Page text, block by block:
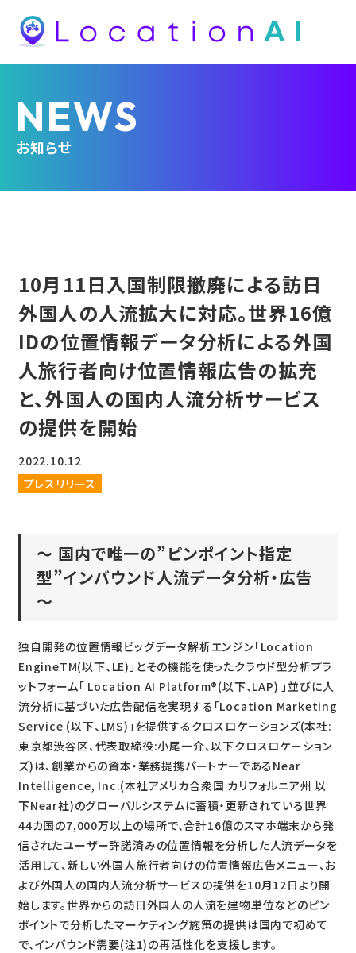
NEWS
お知らせ
10月11日入国制限撤廃による訪日
外国人の人流拡大に対応。世界16億
IDの位置情報データ分析による外国
人旅行者向け位置情報広告の拡充
と、外国人の国内人流分析サービス
の提供を開始
2022.10.12
プレスリリース
～ 国内で唯一の”ピンポイント指定
型”インバウンド人流データ分析・広告
～
独自開発の位置情報ビッグデータ解析エンジン「Location
EngineTM(以下、LE)」とその機能を使ったクラウド型分析プラ
ットフォーム「 Location AI Platform®(以下、LAP) 」並びに人
流分析に基づいた広告配信を実現する「Location Marketing
Service (以下、LMS)」を提供するクロスロケーションズ(本社:
東京都渋谷区、代表取締役:小尾一介、以下クロスロケーション
ズ)は、創業からの資本・業務提携パートナーであるNear
Intelligence, Inc.(本社アメリカ合衆国 カリフォルニア州 以
下Near社)のグローバルシステムに蓄積・更新されている世界
44カ国の7,000万以上の場所で、合計16億のスマホ端末から発
信されたユーザー許諾済みの位置情報を分析した人流データを
活用して、新しい外国人旅行者向けの位置情報広告メニュー、お
よび外国人の国内人流分析サービスの提供を10月12日より開
始します。世界からの訪日外国人の人流を建物単位などのピン
ポイントで分析したマーケティング施策の提供は国内で初めて
で、インバウンド需要(注1)の再活性化を支援します。